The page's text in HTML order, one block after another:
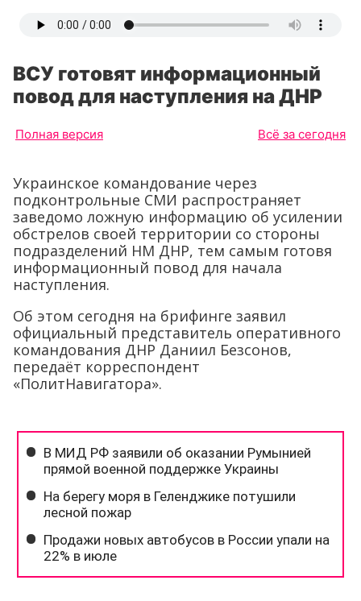
ВСУ готовят информационный
повод для наступления на ДНР
Полная версия Всё за сегодня
Украинское командование через
подконтрольные СМИ распространяет
заведомо ложную информацию об усилении
обстрелов своей территории со стороны
подразделений НМ ДНР, тем самым готовя
информационный повод для начала
наступления.
Об этом сегодня на брифинге заявил
официальный представитель оперативного
командования ДНР Даниил Безсонов,
передаёт корреспондент
«ПолитНавигатора».